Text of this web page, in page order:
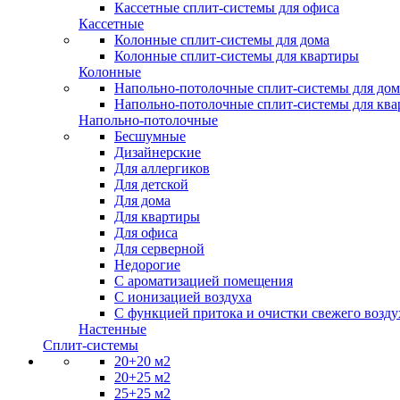
Кассетные сплит-системы для офиса
Кассетные
Колонные сплит-системы для дома
Колонные сплит-системы для квартиры
Колонные
Напольно-потолочные сплит-системы для
Напольно-потолочные сплит-системы для
Напольно-потолочные
Бесшумные
Дизайнерские
Для аллергиков
Для детской
Для дома
Для квартиры
Для офиса
Для серверной
Недорогие
С ароматизацией помещения
С ионизацией воздуха
С функцией притока и очистки свежего
Настенные
Сплит-системы
20+20 м2
20+25 м2
25+25 м2